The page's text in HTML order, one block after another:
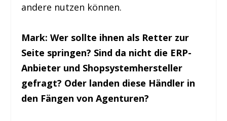
andere nutzen können.
Mark: Wer sollte ihnen als Retter zur
Seite springen? Sind da nicht die ERP-
Anbieter und Shopsystemhersteller
gefragt? Oder landen diese Händler in
den Fängen von Agenturen?